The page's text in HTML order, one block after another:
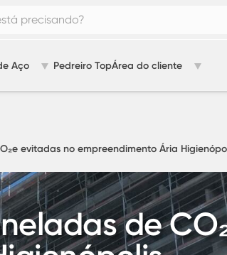
Aço Pedreiro TopÁrea do cliente
evitadas no empreendimento Ária
de